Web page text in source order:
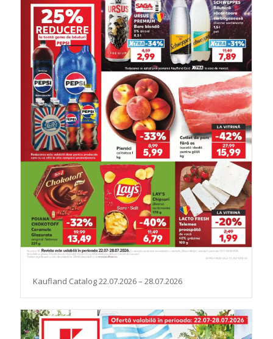
Kaufland Catalog 22.07.2026 – 28.07.2026